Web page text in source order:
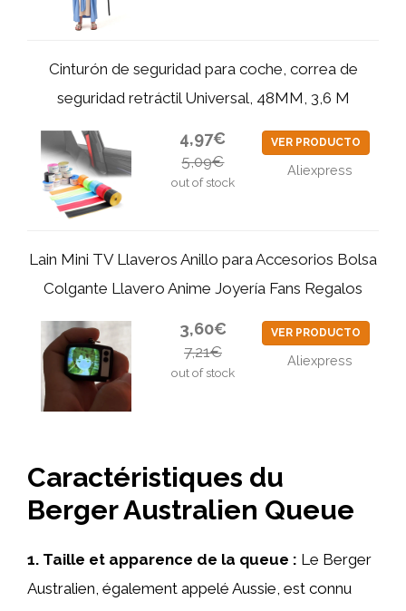
Cinturón de seguridad para coche, correa de
seguridad retráctil Universal, 48MM, 3,6 M
4,97€
5,09€
out of stock
VER PRODUCTO
Aliexpress
Lain Mini TV Llaveros Anillo para Accesorios Bolsa
Colgante Llavero Anime Joyería Fans Regalos
3,60€
7,21€
out of stock
VER PRODUCTO
Aliexpress
Caractéristiques du
Berger Australien Queue
1. Taille et apparence de la queue : Le Berger
Australien, également appelé Aussie, est connu